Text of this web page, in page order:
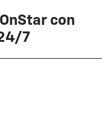
con
7